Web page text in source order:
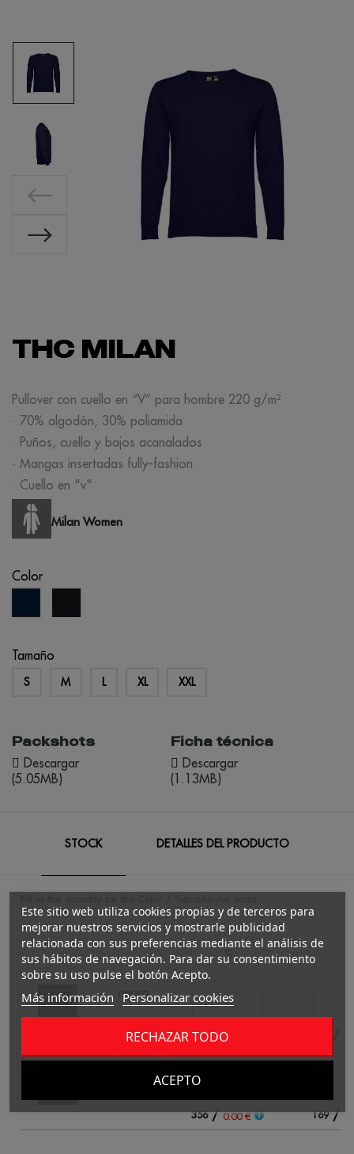
THC MILAN
Pullover con cuello en “V” para hombre 220 g/m²
· 70% algodón, 30% poliamida
· Puños, cuello y bajos acanalados
· Mangas insertadas fully-fashion
· Cuello en "v"
Milan Women
Color
Tamaño
S M L XL XXL
Packshots
Descargar
(5.05MB)
Ficha técnica
Descargar
(1.13MB)
STOCK DETALLES DEL PRODUCTO
S
negro
231/0.00 €
356/0.00 € 169/
Este sitio web utiliza cookies propias y de terceros para
mejorar nuestros servicios y mostrarle publicidad
relacionada con sus preferencias mediante el análisis de
sus hábitos de navegación. Para dar su consentimiento
sobre su uso pulse el botón Acepto.
Más información Personalizar cookies
RECHAZAR TODO
ACEPTO